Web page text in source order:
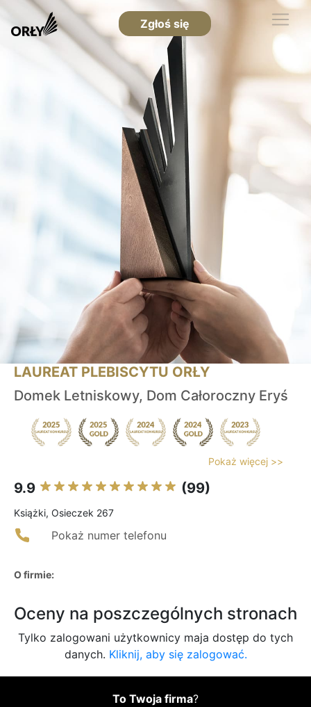
Zgłoś się
LAUREAT PLEBISCYTU ORŁY
Domek Letniskowy, Dom Całoroczny Eryś
Pokaż więcej >>
9.9 (99)
Książki, Osieczek 267
Pokaż numer telefonu
O firmie:
Oceny na poszczególnych stronach
Tylko zalogowani użytkownicy maja dostęp do tych
danych. Kliknij, aby się zalogować.
To Twoja firma?